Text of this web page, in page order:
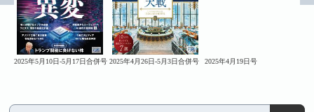
2025年5月10日-5月17日合併号 2025年4月26日-5月3日合併号 2025年4月19日号